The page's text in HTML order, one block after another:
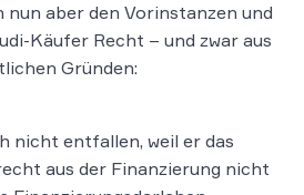
nun aber den Vorinstanzen und
Käufer Recht – und zwar aus
Gründen:
nicht entfallen, weil er das
aus der Finanzierung nicht